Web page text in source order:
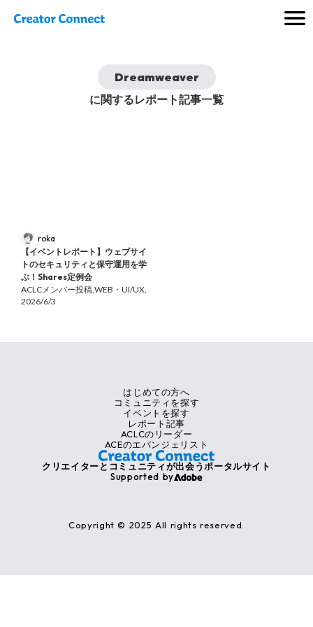
Dreamweaver
に関するレポート記事一覧
roka
【イベントレポート】ウェブサイ
トのセキュリティと保守運用を学
ぶ！Shares定例会
ACLCメンバー投稿,WEB・UI/UX,
2026/6/3
クリエイターとコミュニティが出会うポータルサイト
Supported by
Copyright © 2025 All rights reserved.
はじめての方へ
コミュニティを探す
イベントを探す
レポート記事
ACLCのリーダー
ACEのエバンジェリスト